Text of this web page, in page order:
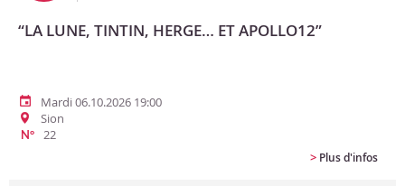
“LA LUNE, TINTIN, HERGE… ET APOLLO12”
Mardi 06.10.2026 19:00
Sion
N°
22
> Plus d'infos